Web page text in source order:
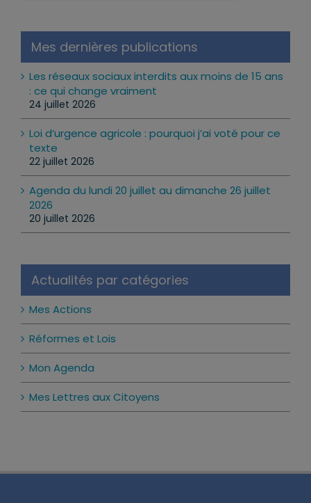
Mes dernières publications
Les réseaux sociaux interdits aux moins de 15 ans
: ce qui change vraiment
24 juillet 2026
Loi d’urgence agricole : pourquoi j’ai voté pour ce
texte
22 juillet 2026
Agenda du lundi 20 juillet au dimanche 26 juillet
2026
20 juillet 2026
Actualités par catégories
Mes Actions
Réformes et Lois
Mon Agenda
Mes Lettres aux Citoyens